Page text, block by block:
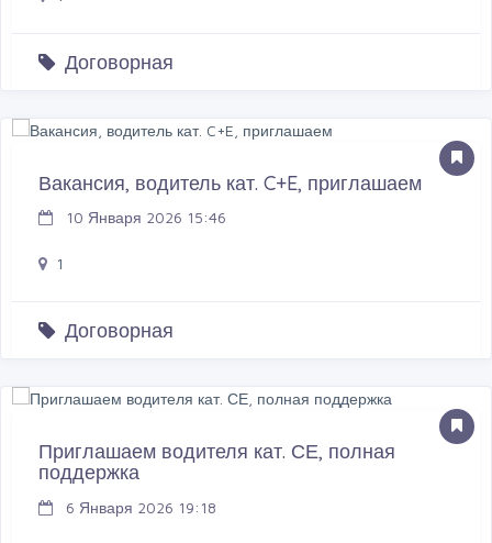
Договорная
Вакансия, водитель кат. C+E, приглашаем
10 Января 2026 15:46
1
Договорная
Приглашаем водителя кат. СЕ, полная
поддержка
6 Января 2026 19:18